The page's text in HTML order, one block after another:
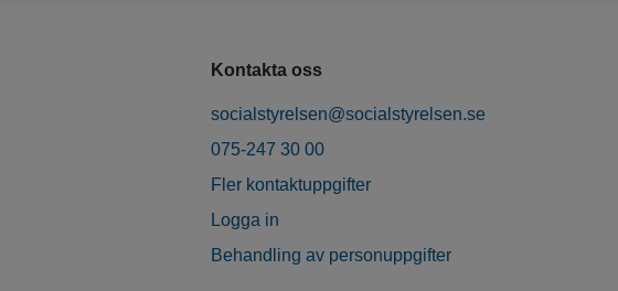
Kontakta oss
socialstyrelsen@socialstyrelsen.se
075-247 30 00
Fler kontaktuppgifter
Logga in
Behandling av personuppgifter